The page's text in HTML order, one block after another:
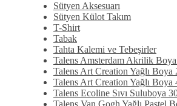
Sütyen Aksesuarı
Sütyen Külot Takım
T-Shirt
Tabak
Tahta Kalemi ve Tebeşirler
Talens Amsterdam Akrilik
Talens Art Creation Yağlı Boya
Talens Art Creation Yağlı Boya
Talens Ecoline Sıvı Suluboya
Talens Van Gogh Yağlı Pastel